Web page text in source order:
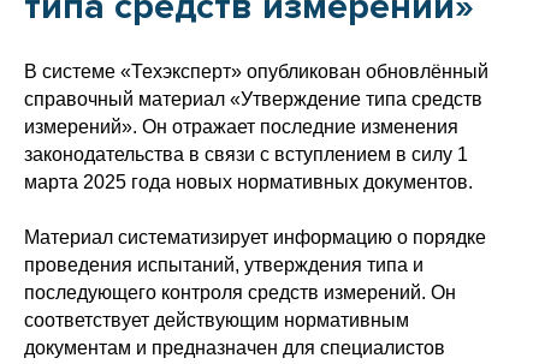
В системе «Техэксперт» опубликован обновлённый
справочный материал «Утверждение типа средств
измерений». Он отражает последние изменения
законодательства в связи с вступлением в силу 1
марта 2025 года новых нормативных документов.
Материал систематизирует информацию о порядке
проведения испытаний, утверждения типа и
последующего контроля средств измерений. Он
соответствует действующим нормативным
документам и предназначен для специалистов